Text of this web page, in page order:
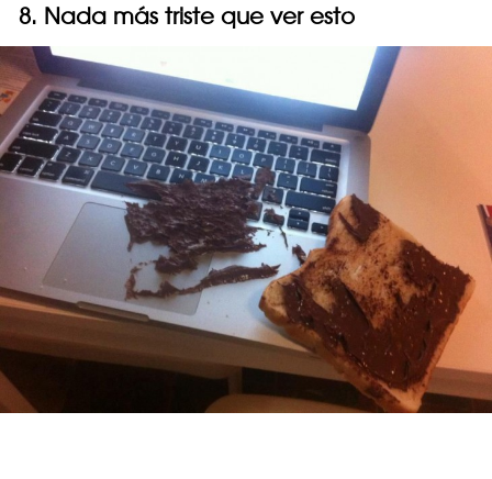
8. Nada más triste que ver esto